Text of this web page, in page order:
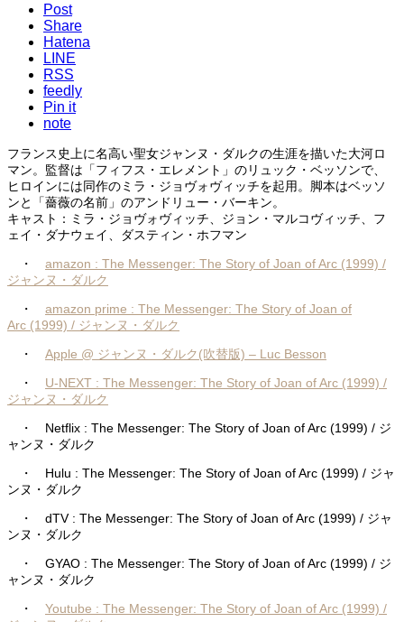
Post
Share
Hatena
LINE
RSS
feedly
Pin it
note
フランス史上に名高い聖女ジャンヌ・ダルクの生涯を描いた大河ロ
マン。監督は「フィフス・エレメント」のリュック・ベッソンで、
ヒロインには同作のミラ・ジョヴォヴィッチを起用。脚本はベッソ
ンと「薔薇の名前」のアンドリュー・バーキン。
キャスト：ミラ・ジョヴォヴィッチ、ジョン・マルコヴィッチ、フ
ェイ・ダナウェイ、ダスティン・ホフマン
・ amazon : The Messenger: The Story of Joan of Arc (1999) /
ジャンヌ・ダルク
・ amazon prime : The Messenger: The Story of Joan of
Arc (1999) / ジャンヌ・ダルク
・ Apple @ ジャンヌ・ダルク(吹替版) – Luc Besson
・ U-NEXT : The Messenger: The Story of Joan of Arc (1999) /
ジャンヌ・ダルク
・ Netflix : The Messenger: The Story of Joan of Arc (1999) / ジ
ャンヌ・ダルク
・ Hulu : The Messenger: The Story of Joan of Arc (1999) / ジャ
ンヌ・ダルク
・ dTV : The Messenger: The Story of Joan of Arc (1999) / ジャ
ンヌ・ダルク
・ GYAO : The Messenger: The Story of Joan of Arc (1999) / ジ
ャンヌ・ダルク
・ Youtube : The Messenger: The Story of Joan of Arc (1999) /